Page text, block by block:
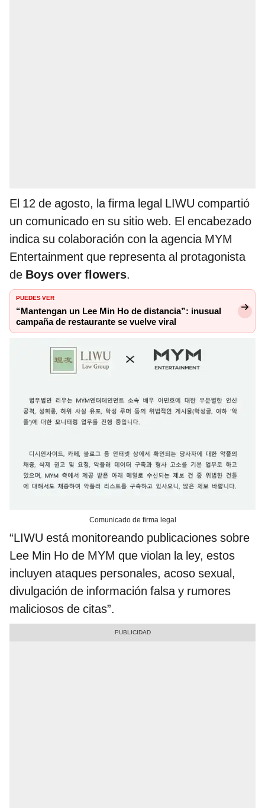
El 12 de agosto, la firma legal LIWU compartió
un comunicado en su sitio web. El encabezado
indica su colaboración con la agencia MYM
Entertainment que representa al protagonista
de Boys over flowers.
PUEDES VER
“Mantengan un Lee Min Ho de distancia”: inusual
campaña de restaurante se vuelve viral
Comunicado de firma legal
“LIWU está monitoreando publicaciones sobre
Lee Min Ho de MYM que violan la ley, estos
incluyen ataques personales, acoso sexual,
divulgación de información falsa y rumores
maliciosos de citas”.